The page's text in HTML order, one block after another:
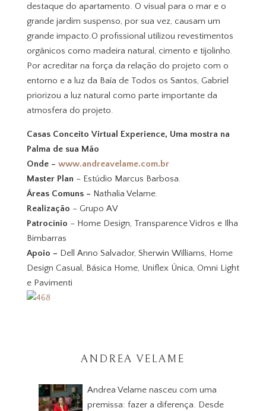
destaque do apartamento. O visual para o mar e o
grande jardim suspenso, por sua vez, causam um
grande impacto.O profissional utilizou revestimentos
orgânicos como madeira natural, cimento e tijolinho.
Por acreditar na força da relação do projeto com o
entorno e a luz da Baía de Todos os Santos, Gabriel
priorizou a luz natural como parte importante da
atmosfera do projeto.
Casas Conceito Virtual Experience, Uma mostra na
Palma de sua Mão
Onde – www.andreavelame.com.br
Master Plan – Estúdio Marcus Barbosa.
Áreas Comuns – Nathalia Velame.
Realização – Grupo AV
Patrocínio – Home Design, Transparence Vidros e Ilha
Bimbarras
Apoio – Dell Anno Salvador, Sherwin Williams, Home
Design Casual, Básica Home, Uniflex Única, Omni Light
e Pavimenti
ANDREA VELAME
Andrea Velame nasceu com uma
premissa: fazer a diferença. Desde